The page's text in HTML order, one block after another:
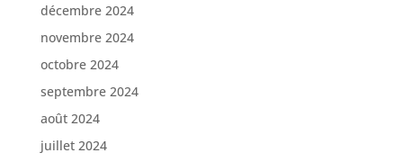
décembre 2024
novembre 2024
octobre 2024
septembre 2024
août 2024
juillet 2024